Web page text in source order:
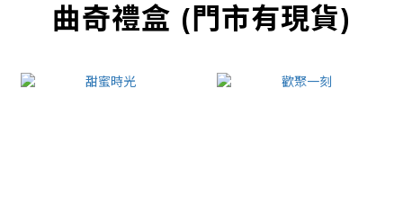
曲奇禮盒 (門市有現貨)